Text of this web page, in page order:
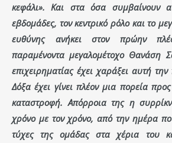
κεφάλι». Και στα όσα συμβαίνουν
εβδομάδες, τον κεντρικό ρόλο και το
ευθύνης ανήκει στον πρώην
παραμένοντα μεγαλομέτοχο Θανάση
επιχειρηματίας έχει χαράξει αυτή
Δόξα έχει γίνει πλέον μια πορεία
καταστροφή. Απόρροια της η
χρόνο με τον χρόνο, από την ημέρα
τύχες της ομάδας στα χέρια του